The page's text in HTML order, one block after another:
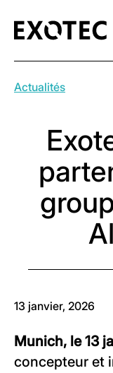
Actualités
13 janvier, 2026
Munich, le 13
concepteur et